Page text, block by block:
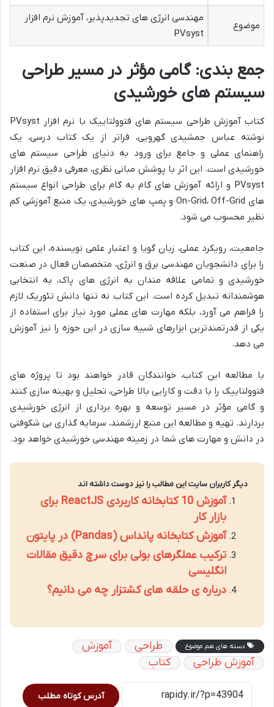
موضوع
مهندسی انرژی های تجدیدپذیر، آموزش نرم افزار
PVsyst
جمع بندی: گامی مؤثر در مسیر طراحی
سیستم های خورشیدی
کتاب آموزش طراحی سیستم های فتوولتاییک با نرم افزار PVsyst
نوشته عباس جمشیدی گهرویی، فراتر از یک کتاب درسی، یک
راهنمای عملی و جامع برای ورود به دنیای طراحی سیستم های
خورشیدی است. این اثر با پوشش مبانی نظری، معرفی دقیق نرم افزار
PVsyst و ارائه آموزش های گام به گام برای طراحی انواع سیستم
های On-Grid، Off-Grid و پمپ های خورشیدی، یک منبع آموزشی کم
نظیر محسوب می شود.
جامعیت، رویکرد عملی، زبان گویا و اعتبار علمی نویسنده، این کتاب
را برای دانشجویان مهندسی برق و انرژی، متخصصان فعال در صنعت
خورشیدی و تمامی علاقه مندان به انرژی های پاک، به انتخابی
هوشمندانه تبدیل کرده است. این کتاب نه تنها دانش تئوریک لازم
را فراهم می آورد، بلکه مهارت های عملی مورد نیاز برای استفاده از
یکی از قدرتمندترین ابزارهای شبیه سازی در این حوزه را نیز آموزش
می دهد.
با مطالعه این کتاب، خوانندگان قادر خواهند بود تا پروژه های
فتوولتاییک را با دقت و کارایی بالا طراحی، تحلیل و بهینه سازی کنند
و گامی مؤثر در مسیر توسعه و بهره برداری از انرژی خورشیدی
بردارند. تهیه و مطالعه این منبع ارزشمند، سرمایه گذاری بی شکوفتی
در دانش و مهارت های شما در زمینه مهندسی خورشیدی خواهد بود.
دیگر کاربران سایت این مطالب را نیز دوست داشته اند
آموزش 10 کتابخانه کاربردی ReactJS برای
بازار کار
آموزش کتابخانه پانداس (Pandas) در پایتون
ترکیب عملگرهای بولی برای سرچ دقیق مقالات
انگلیسی
درباره ی حلقه های کشتزار چه می دانیم؟
دسته های هم موضوع طراحی
آموزش
آموزش طراحی
کتاب
آدرس کوتاه مطلب